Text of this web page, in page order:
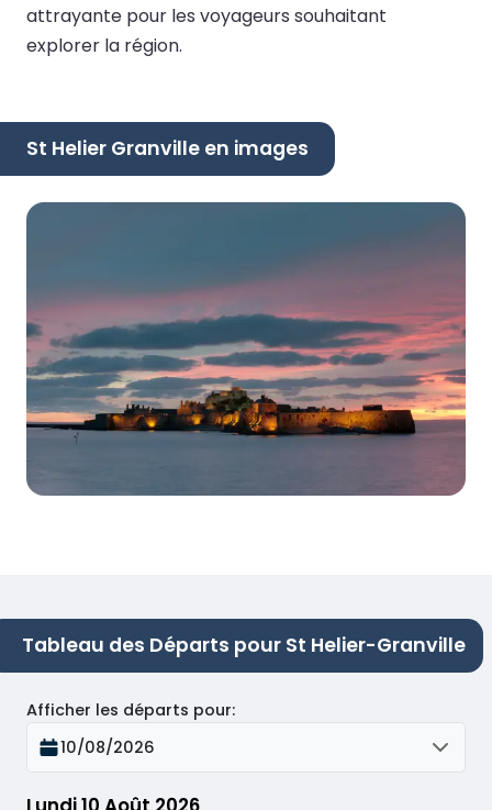
attrayante pour les voyageurs souhaitant
explorer la région.
St Helier Granville en images
Tableau des Départs pour St Helier-Granville
Afficher les départs pour:
10/08/2026